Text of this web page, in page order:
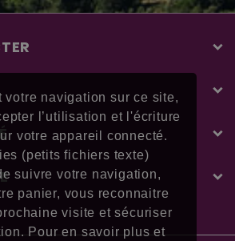
votre navigation sur ce site,
l’utilisation et l'écriture
votre appareil connecté.
(petits fichiers texte)
suivre votre navigation,
panier, vous reconnaitre
visite et sécuriser
Pour en savoir plus et